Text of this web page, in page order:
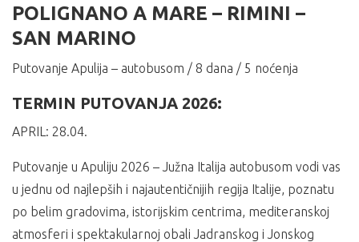
POLIGNANO A MARE – RIMINI –
SAN MARINO
Putovanje Apulija – autobusom / 8 dana / 5 noćenja
TERMIN PUTOVANJA 2026:
APRIL: 28.04.
Putovanje u Apuliju 2026 – Južna Italija autobusom vodi vas
u jednu od najlepših i najautentičnijih regija Italije, poznatu
po belim gradovima, istorijskim centrima, mediteranskoj
atmosferi i spektakularnoj obali Jadranskog i Jonskog